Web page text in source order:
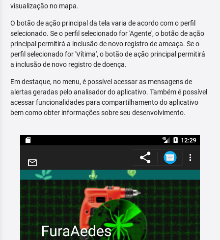
visualização no mapa.
O botão de ação principal da tela varia de acordo com o perfil
selecionado. Se o perfil selecionado for 'Agente', o botão de ação
principal permitirá a inclusão de novo registro de ameaça. Se o
perfil selecionado for 'Vítima', o botão de ação principal permitirá
a inclusão de novo registro de doença.
Em destaque, no menu, é possível acessar as mensagens de
alertas geradas pelo analisador do aplicativo. Também é possível
acessar funcionalidades para compartilhamento do aplicativo
bem como obter informações sobre seu desenvolvimento.